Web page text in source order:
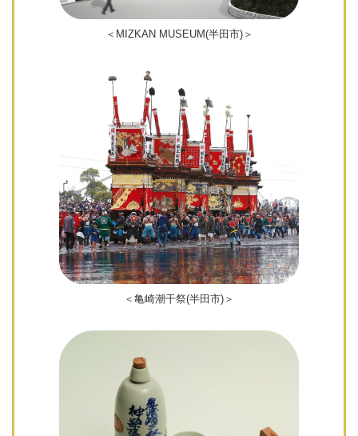
＜MIZKAN MUSEUM(半田市)＞
＜亀崎潮干祭(半田市)＞